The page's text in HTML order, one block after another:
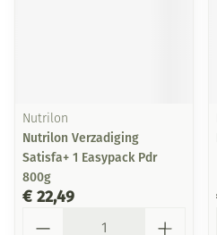
Nutrilon
Nutrilon Verzadiging
Satisfa+ 1 Easypack Pdr
800g
€ 22,49